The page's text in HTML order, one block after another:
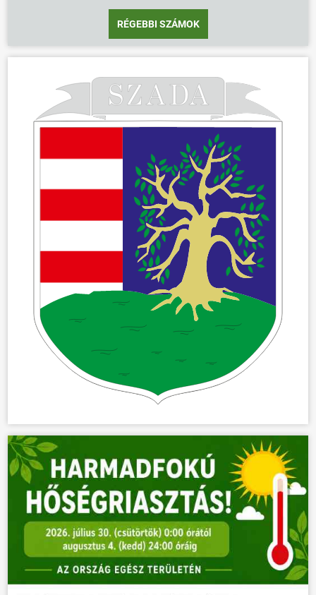
ÖNKORMÁNYZAT
ÜGYINTÉZÉS
KÖZÖSSÉG
HÍREK
VÁLASZTÁSOK
RÉGEBBI SZÁMOK